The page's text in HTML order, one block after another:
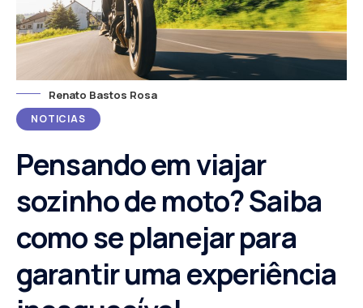
NOTICIAS
Pensando em viajar
sozinho de moto? Saiba
como se planejar para
garantir uma experiência
Renato Bastos Rosa